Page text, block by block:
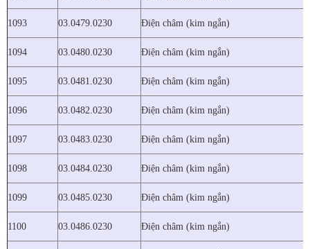
1093 03.0479.0230 Điện châm (kim ngắn)
1094 03.0480.0230 Điện châm (kim ngắn)
1095 03.0481.0230 Điện châm (kim ngắn)
1096 03.0482.0230 Điện châm (kim ngắn)
1097 03.0483.0230 Điện châm (kim ngắn)
1098 03.0484.0230 Điện châm (kim ngắn)
1099 03.0485.0230 Điện châm (kim ngắn)
1100 03.0486.0230 Điện châm (kim ngắn)